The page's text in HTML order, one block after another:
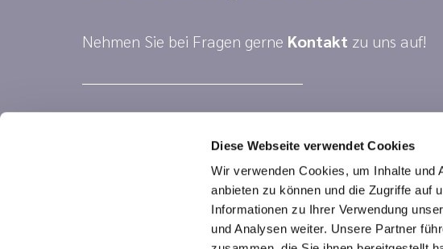
Diese Webseite verwendet Cookies
Wir verwenden Cookies, um Inhalte und
anbieten zu können und die Zugriffe auf
Informationen zu Ihrer Verwendung
und Analysen weiter. Unsere Partner
Nehmen Sie bei Fragen gerne Kontakt zu uns auf!